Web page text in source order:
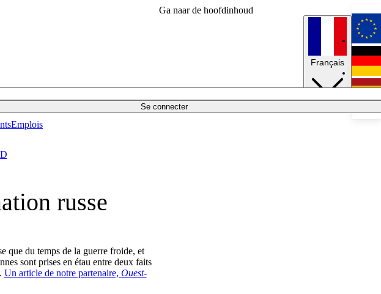
Ga naar de hoofdinhoud
Se connecter
Emplois
Français
russe
que du temps de la guerre froide, et
sont prises en étau entre deux faits
Un article de notre partenaire, Ouest-